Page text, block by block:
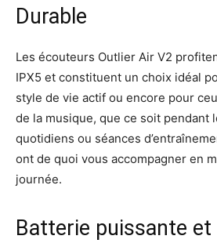
Durable
Les écouteurs Outlier Air V2
IPX5 et constituent un choix idéal
style de vie actif ou encore pour
de la musique, que ce soit pendant
quotidiens ou séances
ont de quoi vous accompagner en
journée.
Batterie puissante